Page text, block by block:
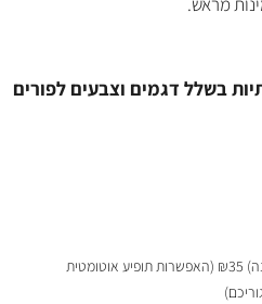
₪35 (האפשרות תופיע אוטומטית
בשלל דגמים וצבעים לפורים